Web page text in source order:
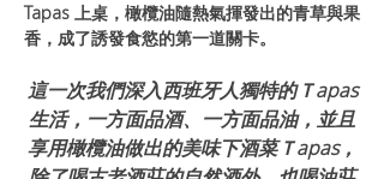
Tapas 上桌，橄欖油隨熱氣揮發出的青草與果
香，成了誘發食慾的第一道關卡。
這一次我們深入西班牙人獨特的Ｔapas
生活，一方面品酒、一方面品油，並且
享用橄欖油做出的美味下酒菜Ｔapas，